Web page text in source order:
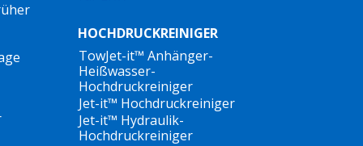
HOCHDRUCKREINIGER
TowJet-it™ Anhänger-
Heißwasser-
Hochdruckreiniger
Jet-it™ Hochdruckreiniger
Jet-it™ Hydraulik-
Hochdruckreiniger